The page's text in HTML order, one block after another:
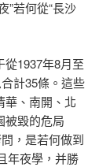
”若何從“長沙
1937年8月至
計35條。這些
華、南開、北
被毀的危局
，是若何做到
年夜學，并勝